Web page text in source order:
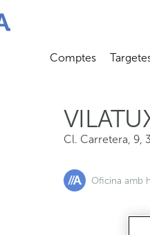
Comptes
Abrir
Cl. Carretera, 9,
Oficina amb